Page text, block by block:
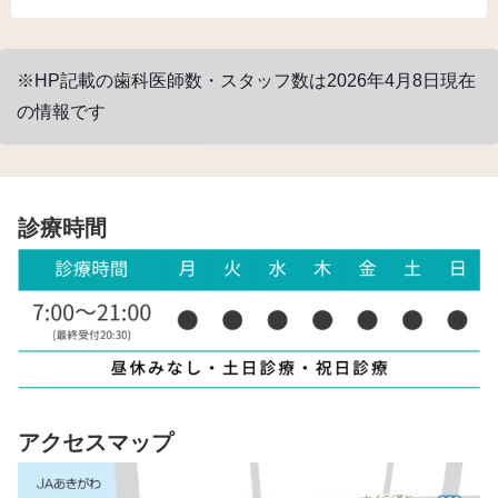
※HP記載の歯科医師数・スタッフ数は2026年4月8日現在
の情報です
診療時間
アクセスマップ